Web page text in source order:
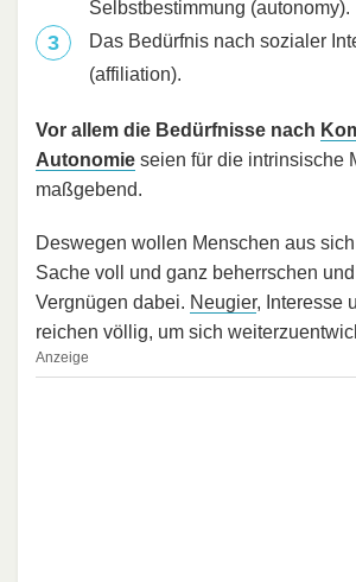
Selbstbestimmung (autonomy).
Das Bedürfnis nach sozialer
(affiliation).
Vor allem die Bedürfnisse nach
Autonomie seien für die intrinsische
maßgebend.
Deswegen wollen Menschen aus
Sache voll und ganz beherrschen
Vergnügen dabei. Neugier, Interesse
reichen völlig, um sich
Anzeige